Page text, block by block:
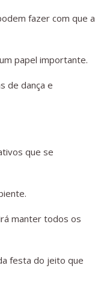
fazer com que a
papel importante.
de dança e
que se
manter todos os
festa do jeito que